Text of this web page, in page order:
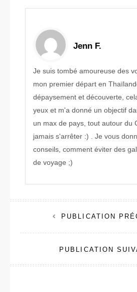
Jenn F.
Je suis tombé amoureuse des
mon premier départ en
dépaysement et découverte,
yeux et m'a donné un objectif
un max de pays, tout autour du
jamais s'arrêter :) . Je vous
conseils, comment éviter des
de voyage ;)
Navigation
de
l’article
PUBLICATION
PUBLICATION